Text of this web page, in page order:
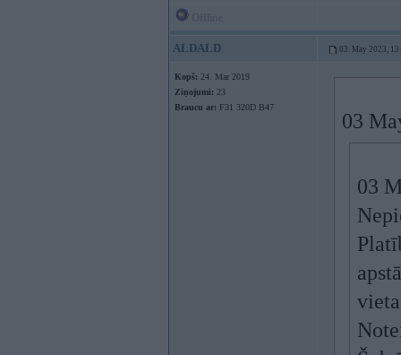
ALDALD 03. May 2023,
Kopš: 24. Mar 2019
Ziņojumi: 23
Braucu ar: F31 320D B47
03
03